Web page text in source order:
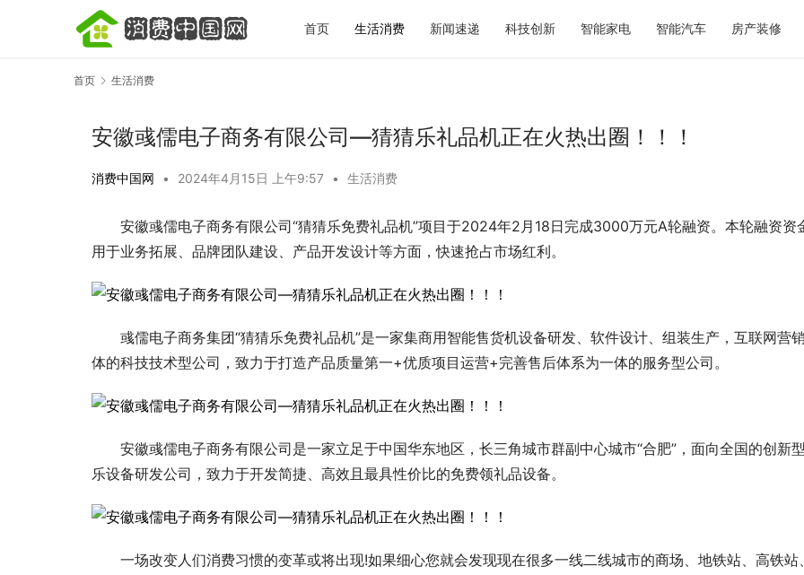
首页 生活消费 新闻速递 科技创新 智能家电 智能汽车 房产装修
首页 生活消费
安徽彧儒电子商务有限公司—猜猜乐礼品机正在火热出圈！！！
消费中国网 • 2024年4月15日 上午9:57 • 生活消费
安徽彧儒电子商务有限公司“猜猜乐免费礼品机”项目于2024年2月18日完成3000万元A轮融资。本轮融资资
用于业务拓展、品牌团队建设、产品开发设计等方面，快速抢占市场红利。
彧儒电子商务集团“猜猜乐免费礼品机”是一家集商用智能售货机设备研发、软件设计、组装生产，互联网营
体的科技技术型公司，致力于打造产品质量第一+优质项目运营+完善售后体系为一体的服务型公司。
安徽彧儒电子商务有限公司是一家立足于中国华东地区，长三角城市群副中心城市“合肥”，面向全国的创新
乐设备研发公司，致力于开发简捷、高效且最具性价比的免费领礼品设备。
一场改变人们消费习惯的变革或将出现!如果细心您就会发现现在很多一线二线城市的商场、地铁站、高铁站
标准答案，重新定义秋日仪式感
的专属方案与服务体系解析
义乌发展 “新” 经验